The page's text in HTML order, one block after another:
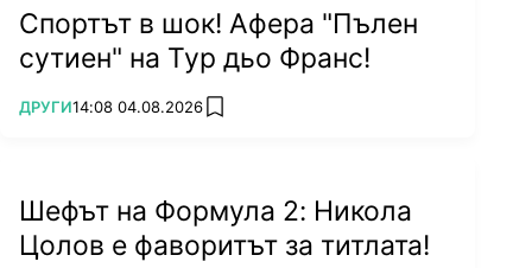
Спортът в шок! Афера "Пълен
сутиен" на Тур дьо Франс!
ПОВЕЧЕ ОТ
ДРУГИ14:08 04.08.2026 add favorites
Шефът на Формула 2: Никола
Цолов е фаворитът за титлата!